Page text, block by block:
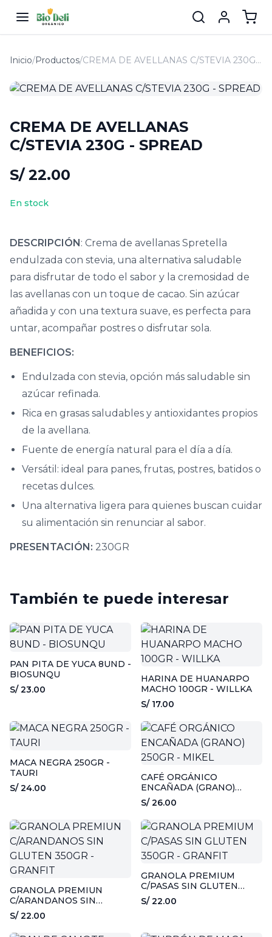
Inicio/Productos/ CREMA DE AVELLANAS C/STEVIA 230G - SPREAD
CREMA DE AVELLANAS
C/STEVIA 230G - SPREAD
S/ 22.00
En stock
DESCRIPCIÓN: Crema de avellanas Spretella
endulzada con stevia, una alternativa saludable
para disfrutar de todo el sabor y la cremosidad de
las avellanas con un toque de cacao. Sin azúcar
añadida y con una textura suave, es perfecta para
untar, acompañar postres o disfrutar sola.
BENEFICIOS:
Endulzada con stevia, opción más saludable sin
azúcar refinada.
Rica en grasas saludables y antioxidantes propios
de la avellana.
Fuente de energía natural para el día a día.
Versátil: ideal para panes, frutas, postres, batidos o
recetas dulces.
Una alternativa ligera para quienes buscan cuidar
su alimentación sin renunciar al sabor.
PRESENTACIÓN: 230GR
También te puede interesar
PAN PITA DE YUCA 8UND -
BIOSUNQU
S/ 23.00
HARINA DE HUANARPO
MACHO 100GR - WILLKA
S/ 17.00
MACA NEGRA 250GR -
TAURI
S/ 24.00
CAFÉ ORGÁNICO
ENCAÑADA (GRANO)
250GR - MIKEL
S/ 26.00
GRANOLA PREMIUN
C/ARANDANOS SIN
GLUTEN 350GR - GRANFIT
S/ 22.00
GRANOLA PREMIUM
C/PASAS SIN GLUTEN
350GR - GRANFIT
S/ 22.00